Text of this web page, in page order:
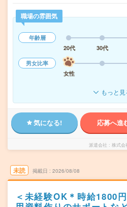
職場の雰囲気
年齢層
20代
30代
男女比率
女性
もっと見
気になる! 応募へ進
派遣会社 株式会
未読 掲載日 2026/08/08
＜未経験OK＊時給1800